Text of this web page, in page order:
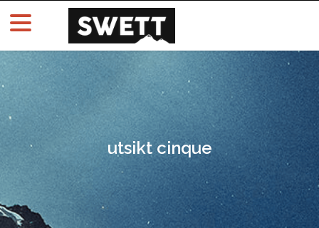
utsikt cinque